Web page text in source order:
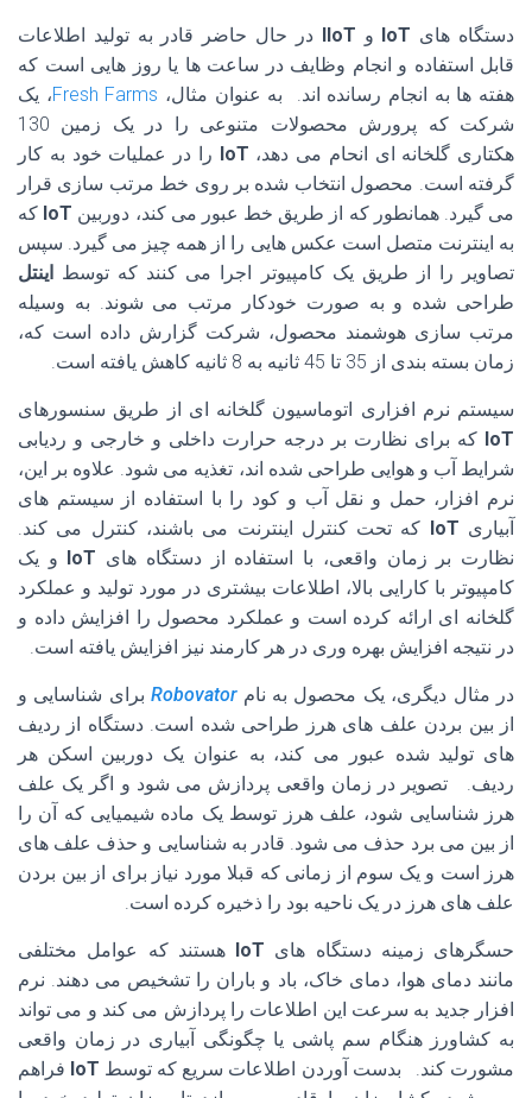
دستگاه های IoT و IIoT در حال حاضر قادر به تولید اطلاعات
قابل استفاده و انجام وظایف در ساعت ها یا روز هایی است که
هفته ها به انجام رسانده اند. به عنوان مثال، Fresh Farms، یک
شرکت که پرورش محصولات متنوعی را در یک زمین 130
هکتاری گلخانه ای انحام می دهد، IoT را در عملیات خود به کار
گرفته است. محصول انتخاب شده بر روی خط مرتب سازی قرار
می گیرد. همانطور که از طریق خط عبور می کند، دوربین IoT که
به اینترنت متصل است عکس هایی را از همه چیز می گیرد. سپس
تصاویر را از طریق یک کامپیوتر اجرا می کنند که توسط اینتل
طراحی شده و به صورت خودکار مرتب می شوند. به وسیله
مرتب سازی هوشمند محصول، شرکت گزارش داده است که،
زمان بسته بندی از 35 تا 45 ثانیه به 8 ثانیه کاهش یافته است.
سیستم نرم افزاری اتوماسیون گلخانه ای از طریق سنسورهای
IoT که برای نظارت بر درجه حرارت داخلی و خارجی و ردیابی
شرایط آب و هوایی طراحی شده اند، تغذیه می شود. علاوه بر این،
نرم افزار، حمل و نقل آب و کود را با استفاده از سیستم های
آبیاری IoT که تحت کنترل اینترنت می باشند، کنترل می کند.
نظارت بر زمان واقعی، با استفاده از دستگاه های IoT و یک
کامپیوتر با کارایی بالا، اطلاعات بیشتری در مورد تولید و عملکرد
گلخانه ای ارائه کرده است و عملکرد محصول را افزایش داده و
در نتیجه افزایش بهره وری در هر کارمند نیز افزایش یافته است.
در مثال دیگری، یک محصول به نامRobovator برای شناسایی و
از بین بردن علف های هرز طراحی شده است. دستگاه از ردیف
های تولید شده عبور می کند، به عنوان یک دوربین اسکن هر
ردیف. تصویر در زمان واقعی پردازش می شود و اگر یک علف
هرز شناسایی شود، علف هرز توسط یک ماده شیمیایی که آن را
از بین می برد حذف می شود. قادر به شناسایی و حذف علف های
هرز است و یک سوم از زمانی که قبلا مورد نیاز برای از بین بردن
علف های هرز در یک ناحیه بود را ذخیره کرده است.
حسگرهای زمینه دستگاه های IoT هستند که عوامل مختلفی
مانند دمای هوا، دمای خاک، باد و باران را تشخیص می دهند. نرم
افزار جدید به سرعت این اطلاعات را پردازش می کند و می تواند
به کشاورز هنگام سم پاشی یا چگونگی آبیاری در زمان واقعی
مشورت کند. بدست آوردن اطلاعات سریع که توسط IoT فراهم